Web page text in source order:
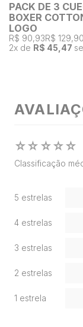
PACK DE 3
BOXER
LOGO
R$ 90,93R$ 129,90
2x de R$ 45,47
☆☆ ☆☆☆
Classificação
5 estrelas
4 estrelas
3 estrelas
2 estrelas
1 estrela